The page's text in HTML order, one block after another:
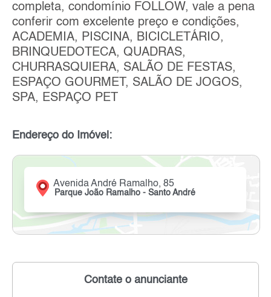
completa, condomínio FOLLOW, vale a pena
conferir com excelente preço e condições,
ACADEMIA, PISCINA, BICICLETÁRIO,
BRINQUEDOTECA, QUADRAS,
CHURRASQUIERA, SALÃO DE FESTAS,
ESPAÇO GOURMET, SALÃO DE JOGOS,
SPA, ESPAÇO PET
Endereço do Imóvel:
Avenida André Ramalho, 85
Parque João Ramalho - Santo André
Contate o anunciante